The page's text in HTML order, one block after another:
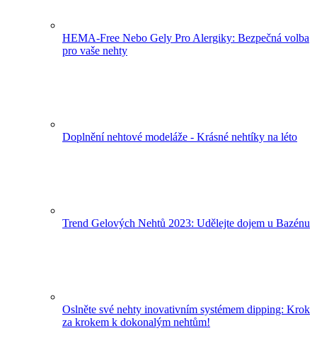
HEMA-Free Nebo Gely Pro Alergiky: Bezpečná volba
pro vaše nehty
Doplnění nehtové modeláže - Krásné nehtíky na léto
Trend Gelových Nehtů 2023: Udělejte dojem u Bazénu
Oslněte své nehty inovativním systémem dipping: Krok
za krokem k dokonalým nehtům!